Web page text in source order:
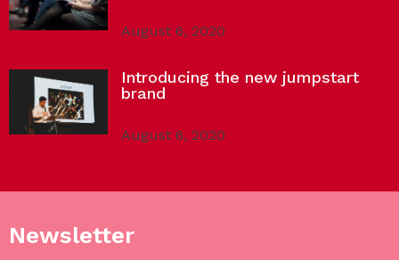
August 6, 2020
Introducing the new jumpstart
brand
August 6, 2020
Newsletter